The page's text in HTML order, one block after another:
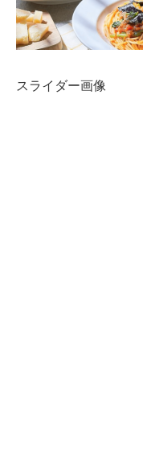
スライダー画像